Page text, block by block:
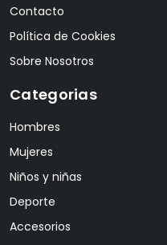
Contacto
Política de Cookies
Sobre Nosotros
Categorias
Hombres
Mujeres
Niños y niñas
Deporte
Accesorios